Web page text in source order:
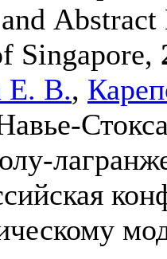
Singapore,
Е. В.,